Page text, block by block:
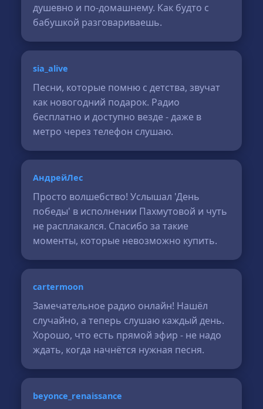
душевно и по-домашнему. Как будто с
бабушкой разговариваешь.
sia_alive
Песни, которые помню с детства, звучат
как новогодний подарок. Радио
бесплатно и доступно везде - даже в
метро через телефон слушаю.
АндрейЛес
Просто волшебство! Услышал 'День
победы' в исполнении Пахмутовой и чуть
не расплакался. Спасибо за такие
моменты, которые невозможно купить.
cartermoon
Замечательное радио онлайн! Нашёл
случайно, а теперь слушаю каждый день.
Хорошо, что есть прямой эфир - не надо
ждать, когда начнётся нужная песня.
beyonce_renaissance